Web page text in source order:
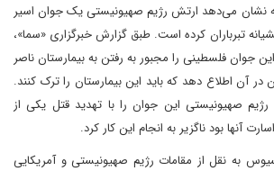
نشان می‌دهد ارتش رژیم صهیونیستی یک جوان اسیر
تبرباران کرده است. طبق گزارش خبرگزاری «سما»،
جوان فلسطینی را مجبور به رفتن به بیمارستان ناصر
در آن اطلاع دهد که باید این بیمارستان را ترک کنند.
صهیونیستی این جوان را با تهدید قتل یکی از
آنها بود ناگزیر به انجام این کار کرد.
به نقل از مقامات رژیم صهیونیستی و آمریکایی